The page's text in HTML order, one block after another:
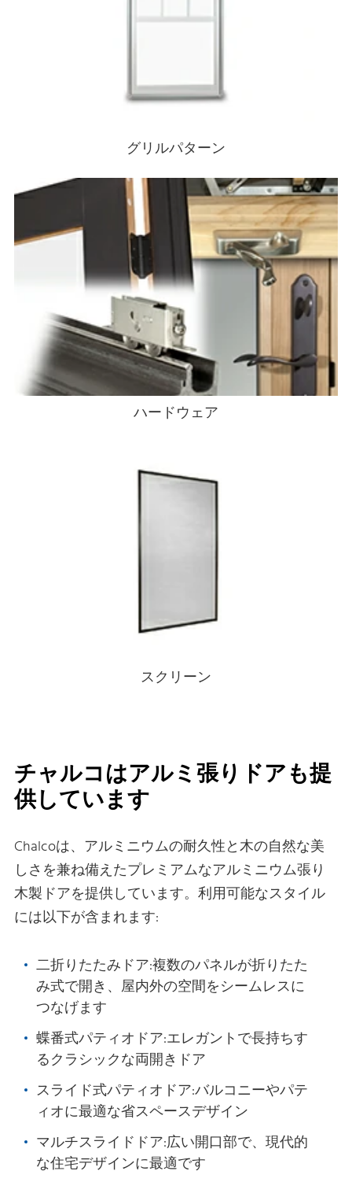
グリルパターン
ハードウェア
スクリーン
チャルコはアルミ張りドアも提
供しています
Chalcoは、アルミニウムの耐久性と木の自然な美
しさを兼ね備えたプレミアムなアルミニウム張り
木製ドアを提供しています。利用可能なスタイル
には以下が含まれます:
二折りたたみドア:複数のパネルが折りたた
み式で開き、屋内外の空間をシームレスに
つなげます
蝶番式パティオドア:エレガントで長持ちす
るクラシックな両開きドア
スライド式パティオドア:バルコニーやパテ
ィオに最適な省スペースデザイン
マルチスライドドア:広い開口部で、現代的
な住宅デザインに最適です